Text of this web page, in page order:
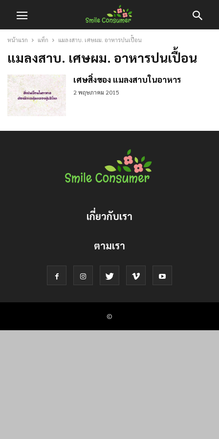
หน้าแรก แท็ก แมลงสาบ. เศษผม. อาหารปนเปื้อน
แมลงสาบ. เศษผม. อาหารปนเปื้อน
เศษสิ่งของ แมลงสาบในอาหาร
2 พฤษภาคม 2015
เกี่ยวกับเรา
ตามเรา
©